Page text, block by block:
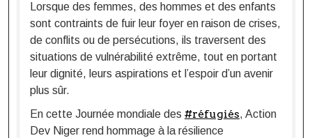
Lorsque des femmes, des hommes et des enfants
sont contraints de fuir leur foyer en raison de crises,
de conflits ou de persécutions, ils traversent des
situations de vulnérabilité extrême, tout en portant
leur dignité, leurs aspirations et l’espoir d’un avenir
plus sûr.
En cette Journée mondiale des #réfugiés, Action
Dev Niger rend hommage à la résilience